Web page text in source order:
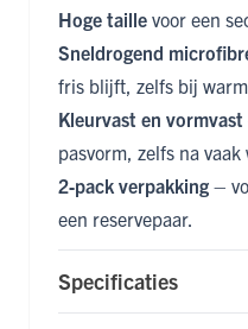
Hoge taille voor een
Sneldrogend
fris blijft, zelfs bij
Kleurvast en vormvast
pasvorm, zelfs na vaak
2‑pack verpakking –
een reservepaar.
Specificaties